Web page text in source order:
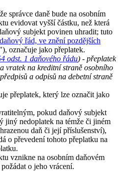
správce daně bude na osobním
evidovat vyšší částku, než která
subjekt povinen uhradit; tuto
řád, ve znění pozdějších
označuje jako přeplatek.
odst. 1 daňového řádu) - přeplatek
vratek na kreditní straně osobního
a odpisů na debetní straně
přeplatek, který lze označit jako
pokud daňový subjekt
jiný nedoplatek na témže či jiném
daň či její příslušenství),
o převedení tohoto přeplatku na
vznikne na osobním daňovém
o jeho vrácení.